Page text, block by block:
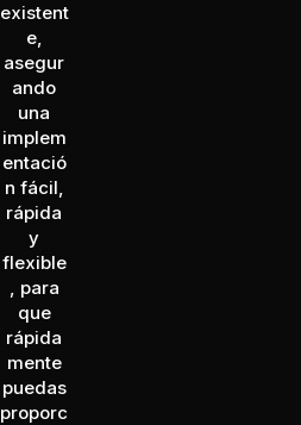
existent
e,
asegur
ando
una
implem
entació
n fácil,
rápida
y
flexible
, para
que
rápida
mente
puedas
proporc